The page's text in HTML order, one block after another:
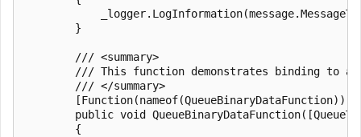
        }
        /// <summary>
/// This function demonstrates binding to a
        /// </summary>
        [Function(nameof(QueueBinaryDataFunction))]
public void
        {